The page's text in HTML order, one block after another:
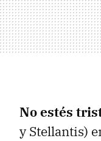
No estés
y Stellantis)